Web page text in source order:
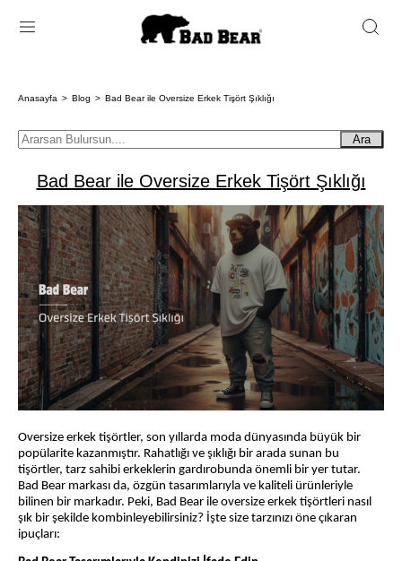
Anasayfa Blog Bad Bear ile Oversize Erkek Tişört Şıklığı
Ara
Bad Bear ile Oversize Erkek Tişört Şıklığı
Oversize erkek tişörtler, son yıllarda moda dünyasında büyük bir
popülarite kazanmıştır. Rahatlığı ve şıklığı bir arada sunan bu
tişörtler, tarz sahibi erkeklerin gardırobunda önemli bir yer tutar.
Bad Bear markası da, özgün tasarımlarıyla ve kaliteli ürünleriyle
bilinen bir markadır. Peki, Bad Bear ile oversize erkek tişörtleri nasıl
şık bir şekilde kombinleyebilirsiniz? İşte size tarzınızı öne çıkaran
ipuçları: